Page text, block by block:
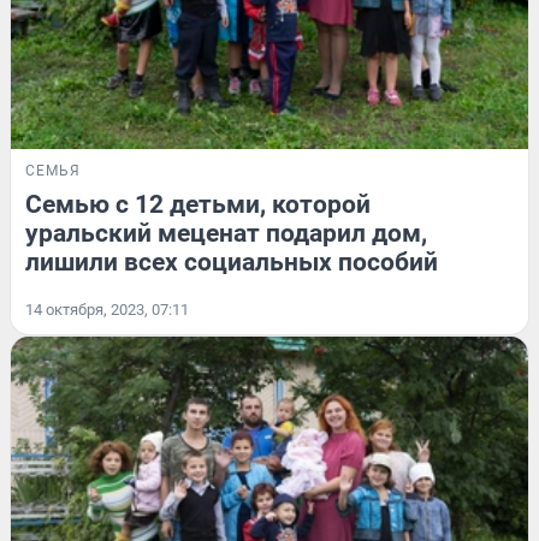
СЕМЬЯ
Семью с 12 детьми, которой
уральский меценат подарил дом,
лишили всех социальных пособий
14 октября, 2023, 07:11